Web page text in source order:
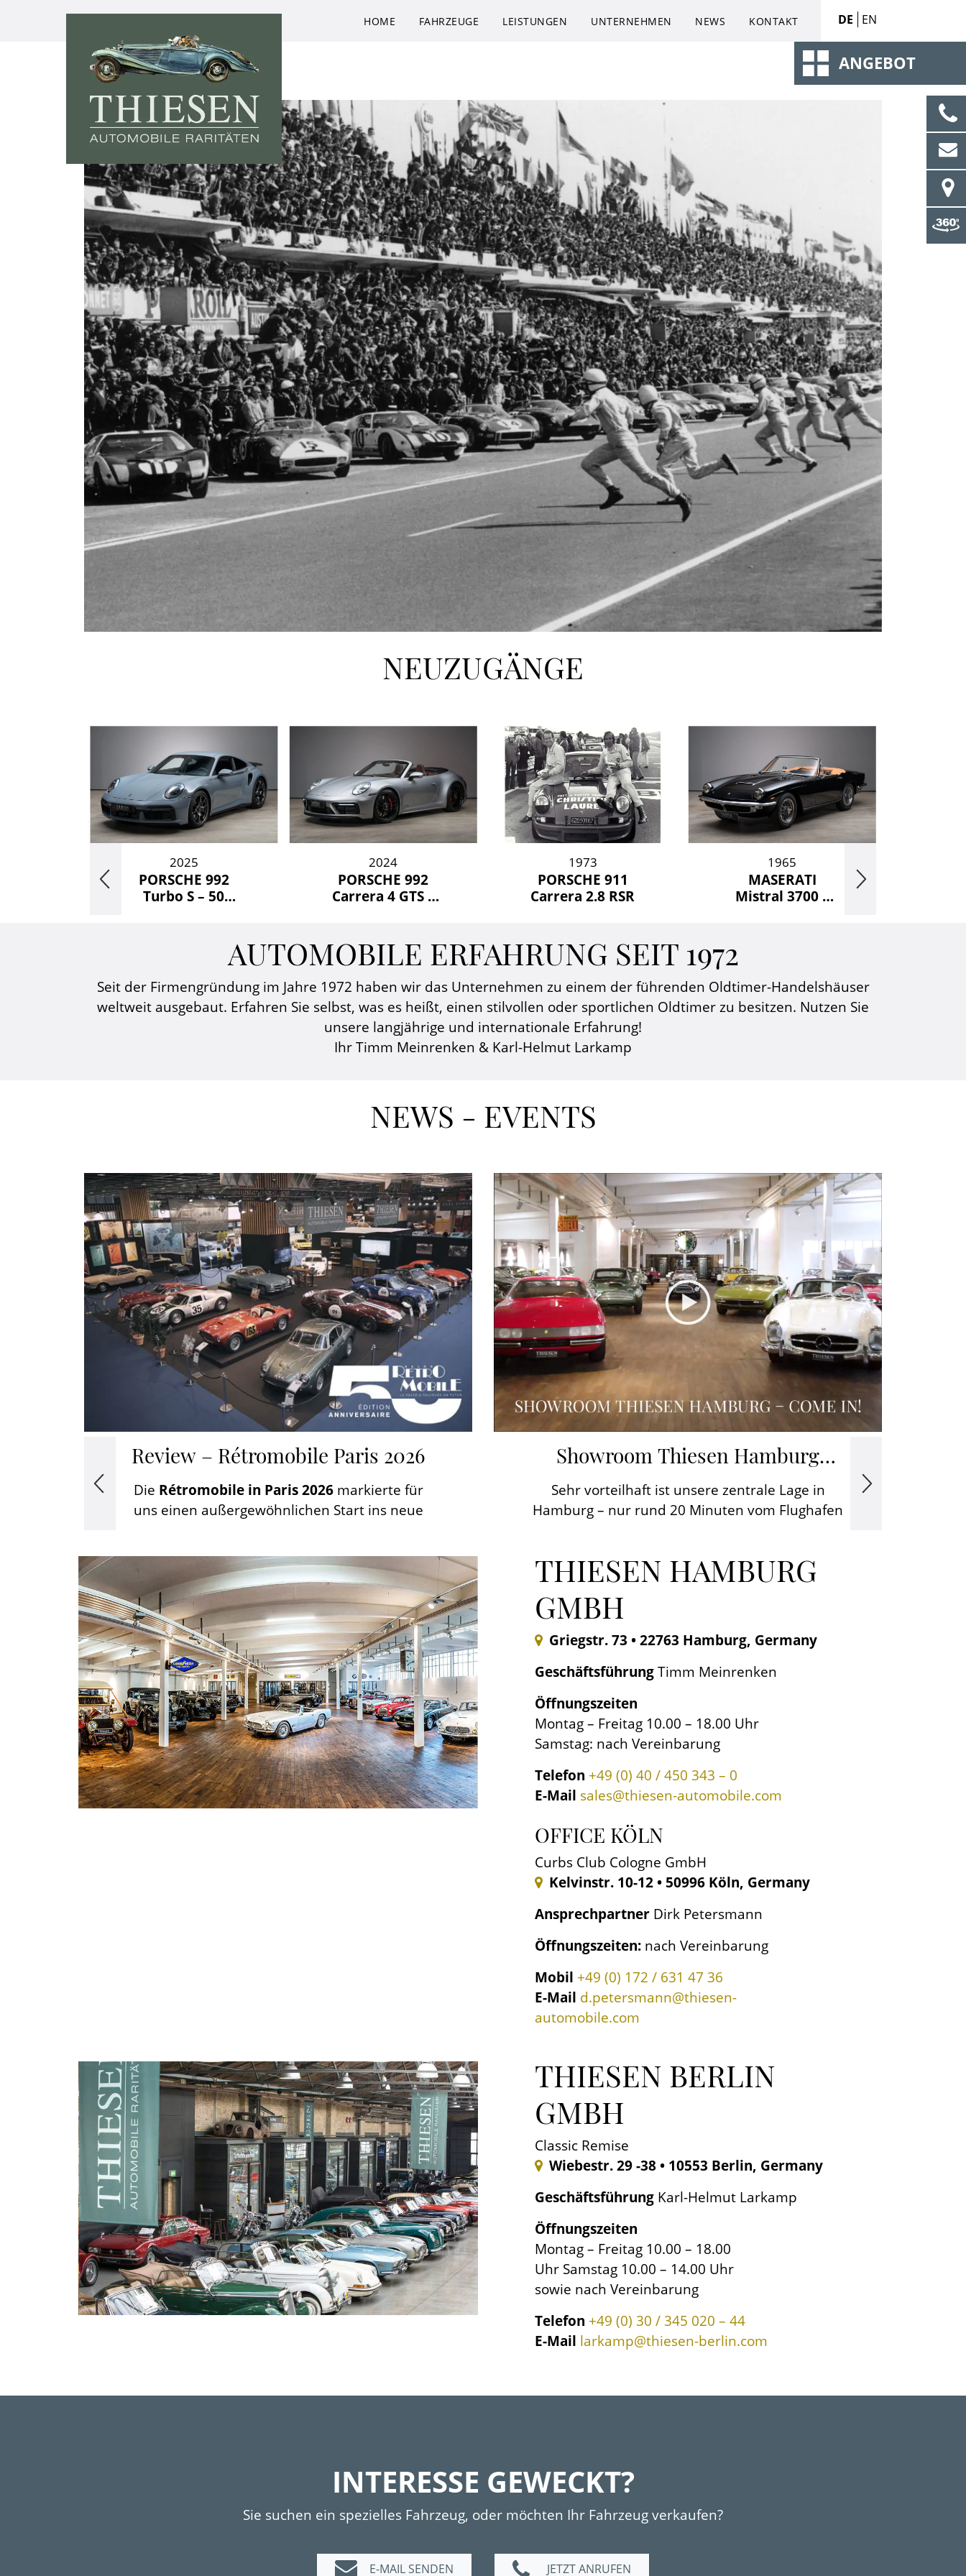
ANGEBOT
HOME FAHRZEUGE LEISTUNGEN UNTERNEHMEN NEWS KONTAKT DE EN
NEUZUGÄNGE
2025
PORSCHE 992
Turbo S – 50
2024
PORSCHE 992
Carrera 4 GTS –
1973
PORSCHE 911
Carrera 2.8 RSR
1965
MASERATI
Mistral 3700 –
AUTOMOBILE ERFAHRUNG SEIT 1972
Seit der Firmengründung im Jahre 1972 haben wir das Unternehmen zu einem der führenden Oldtimer-Handelshäuser
weltweit ausgebaut. Erfahren Sie selbst, was es heißt, einen stilvollen oder sportlichen Oldtimer zu besitzen. Nutzen Sie
unsere langjährige und internationale Erfahrung!
Ihr Timm Meinrenken & Karl-Helmut Larkamp
NEWS - EVENTS
Review – Rétromobile Paris 2026
Die Rétromobile in Paris 2026markierte für
uns einen außergewöhnlichen Start ins neue
Jubiläumsausgabe zu sein und unsere
Fahrzeuge einem internationalen Publikum zu
präsentieren.
Showroom Thiesen Hamburg
Othmarschen
Sehr vorteilhaft ist unsere zentrale Lage in
Hamburg – nur rund 20 Minuten vom Flughafen
Unsere Räumlichkeiten in einer ehemaligen
Ambiente für die Präsentation feinster
automobiler Raritäten. Rund 50 ausgewählte
Exponate in ständigem Wechsel kommen hier
zu einmaliger Geltung.
THIESEN HAMBURG
GMBH
Griegstr. 73 • 22763 Hamburg, Germany
GeschäftsführungTimm Meinrenken
Öffnungszeiten
Montag – Freitag 10.00 – 18.00 Uhr
Samstag: nach Vereinbarung
Telefon +49 (0) 40 / 450 343 – 0
E-Mail sales@thiesen-automobile.com
OFFICE KÖLN
Curbs Club Cologne GmbH
Kelvinstr. 10-12 • 50996 Köln, Germany
Ansprechpartner Dirk Petersmann
Öffnungszeiten: nach Vereinbarung
Mobil +49 (0) 172 / 631 47 36
E-Mail d.petersmann@thiesen-
automobile.com
THIESEN BERLIN
GMBH
Classic Remise
Wiebestr. 29 -38 • 10553 Berlin, Germany
Geschäftsführung Karl-Helmut Larkamp
Öffnungszeiten
Montag – Freitag 10.00 – 18.00
Uhr Samstag 10.00 – 14.00 Uhr
sowie nach Vereinbarung
Telefon +49 (0) 30 / 345 020 – 44
E-Mail larkamp@thiesen-berlin.com
INTERESSE GEWECKT?
Sie suchen ein spezielles Fahrzeug, oder möchten Ihr Fahrzeug verkaufen?
E-MAIL SENDEN JETZT ANRUFEN